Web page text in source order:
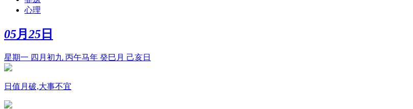
心理
05月 25 日
星期一 四月初九 丙午马年 癸巳月 己亥日
日值月破,大事不宜